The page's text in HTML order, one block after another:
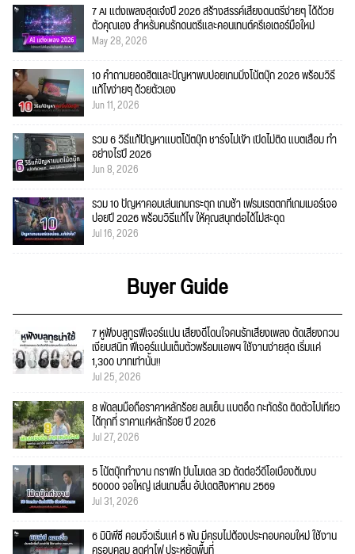
7 AI แต่งเพลงสุดเจ๋งปี 2026 สร้างสรรค์เสียงดนตรีง่ายๆ ได้ด้วย
ตัวคุณเอง สำหรับคนรักดนตรีและคอนเทนต์ครีเอเตอร์มือใหม่
May 28, 2026
10 คำถามยอดฮิตและปัญหาพบบ่อยเกมมิ่งโน้ตบุ๊ก 2026 พร้อมวิธี
แก้ไขง่ายๆ ด้วยตัวเอง
Jun 11, 2026
รวม 6 วิธีแก้ปัญหาแบตโน้ตบุ๊ก ชาร์จไม่เข้า เปิดไม่ติด แบตเสื่อม ทำ
อย่างไรปี 2026
Jun 8, 2026
รวม 10 ปัญหาคอมเล่นเกมกระตุก เกมช้า เฟรมเรตตกที่เกมเมอร์เจอ
บ่อยปี 2026 พร้อมวิธีแก้ไข ให้คุณสนุกต่อได้ไม่สะดุด
Jul 16, 2026
Buyer Guide
7 หูฟังบลูทูธฟีเจอร์แน่น เสียงดีโดนใจคนรักเสียงเพลง ตัดเสียงกวน
เงียบสนิท ฟีเจอร์แน่นเต็มตัวพร้อมแอพฯ ใช้งานง่ายสุด เริ่มแค่
1,300 บาทเท่านั้น!!
Jul 25, 2026
8 พัดลมมือถือราคาหลักร้อย ลมเย็น แบตอึด กะทัดรัด ติดตัวไปเที่ยว
ได้ทุกที่ ราคาแค่หลักร้อย ปี 2026
Jul 27, 2026
5 โน้ตบุ๊กทำงาน กราฟิก ปั้นโมเดล 3D ตัดต่อวีดีโอเบื้องต้นงบ
50000 จอใหญ่ เล่นเกมลื่น อัปเดตสิงหาคม 2569
Jul 31, 2026
6 มินิพีซี คอมจิ๋วเริ่มแค่ 5 พัน มีครบไม่ต้องประกอบคอมใหม่ ใช้งาน